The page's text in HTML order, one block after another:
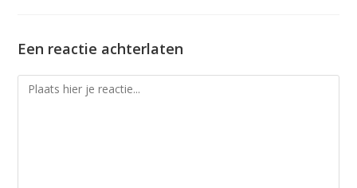
Een reactie achterlaten